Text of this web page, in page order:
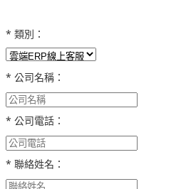
* 類別：
* 公司名稱：
* 公司電話：
* 聯絡姓名：